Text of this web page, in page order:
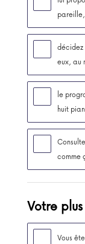
eux, au
le
huit
comme
Votre
Vous